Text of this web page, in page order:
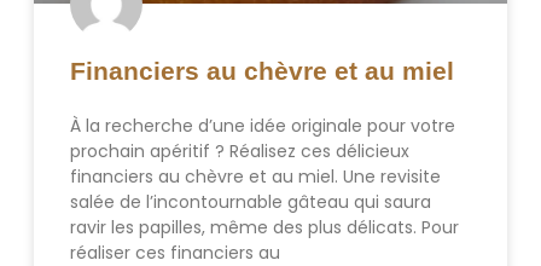
Financiers au chèvre et au miel
À la recherche d’une idée originale pour votre
prochain apéritif ? Réalisez ces délicieux
financiers au chèvre et au miel. Une revisite
salée de l’incontournable gâteau qui saura
ravir les papilles, même des plus délicats. Pour
réaliser ces financiers au